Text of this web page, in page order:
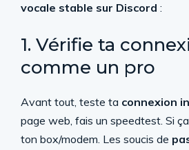
vocale stable sur Discord :
1. Vérifie ta
comme un pro
Avant tout, teste ta connexion
page web, fais un speedtest. Si
ton box/modem. Les soucis de